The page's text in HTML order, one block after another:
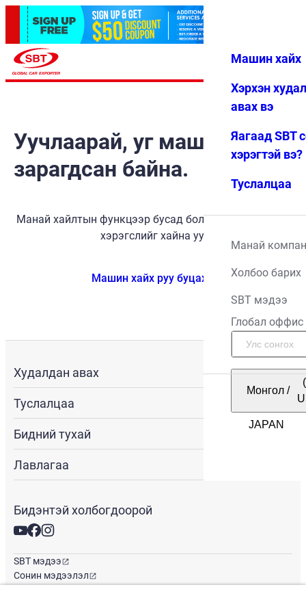
Дуртай Цэс
Машин хайх
Хэрхэн
авах вэ
Яагаад SBT
хэрэгтэй вэ?
Туслалцаа
Манай
Холбоо барих
SBT мэдээ
Глобал оффис
Монгол /
Уучлаарай, уг машин
зарагдсан байна.
Манай хайлтын функцээр бусад боломжит тээврийн
хэрэгслийг хайна уу.
Машин хайх руу буцах
Худалдан авах
Туслалцаа
Бидний тухай
Лавлагаа
Бидэнтэй холбогдоорой
SBT мэдээ
Сонин мэдээлэл